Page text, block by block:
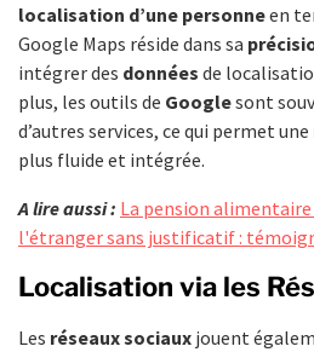
localisation d’une personneen
Google Maps réside dans sa
intégrer des données de
plus, les outils de Googlesont
d’autres services, ce qui permet une
plus fluide et intégrée.
A lire aussi : La pension alimentaire
l'étranger sans justificatif :
Localisation via les
Les réseaux sociaux jouent